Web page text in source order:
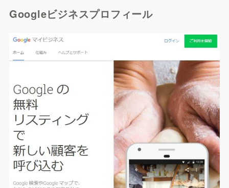
Googleビジネスプロフィール